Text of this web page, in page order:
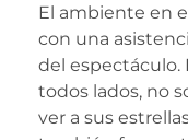
El ambiente en
con una
del espectáculo.
todos lados, no
ver a sus